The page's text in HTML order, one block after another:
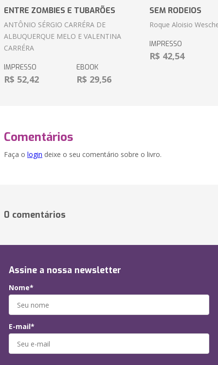
ENTRE ZOMBIES E TUBARÕES
ANTÔNIO SÉRGIO CARRÉRA DE
ALBUQUERQUE MELO E VALENTINA
CARRÉRA
IMPRESSO
R$ 52,42
EBOOK
R$ 29,56
SEM RODEIOS
Roque Aloisio
IMPRESSO
R$ 42,54
Comentários
Faça o login deixe o seu comentário sobre o livro.
0 comentários
Assine a nossa newsletter
Nome*
E-mail*